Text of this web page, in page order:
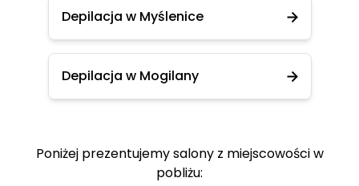
Depilacja w Myślenice
Depilacja w Mogilany
Poniżej prezentujemy salony z miejscowości w
pobliżu: